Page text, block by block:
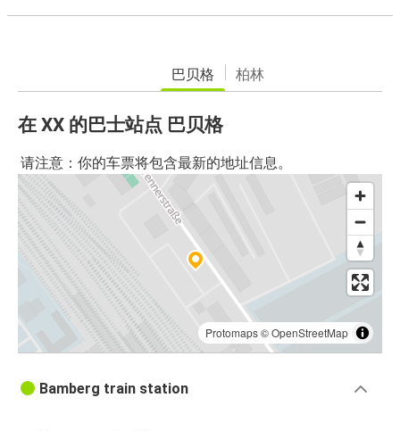
巴贝格 柏林
在 XX 的巴士站点 巴贝格
请注意：你的车票将包含最新的地址信息。
Protomaps©OpenStreetMap
Bamberg train station